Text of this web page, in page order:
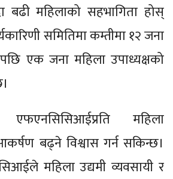
बढी महिलाको सहभागिता होस्
समितिमा कम्तीमा १२ जना
एक जना महिला उपाध्यक्षको
महिला
बढ्ने विश्वास गर्न सकिन्छ।
महिला उद्यमी व्यवसायी र